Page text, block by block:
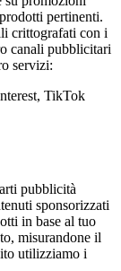
pertinenti.
crittografati con i
canali pubblicitari
servizi:
TikTok
pubblicità
sponsorizzati
in base al tuo
misurandone il
utilizziamo i